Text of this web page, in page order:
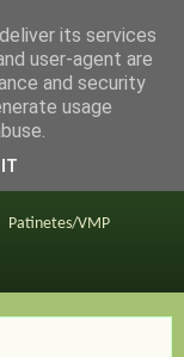
consejos
Patinetes/VMP
its services
user-agent are
and security
usage